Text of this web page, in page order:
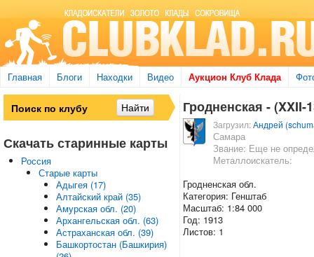
Главная Блоги Находки Видео Аукцион Клуб Клада
Гродненская -
Загрузил:Андрей
Самара
Звание: Еще не
Металлоискатель:
Гродненская обл.
Категория: Генштаб
Масштаб: 1:84 000
Год: 1913
Листов: 1
Скачать старинные карты
Россия
Старые карты
Адыгея (17)
Алтайский край (35)
Амурская обл. (20)
Архангельская обл. (63)
Астраханская обл. (39)
Башкортостан (Башкирия)